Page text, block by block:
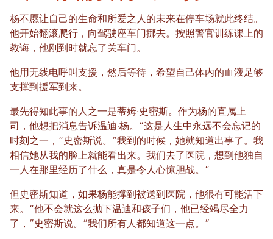
杨不愿让自己的生命和所爱之人的未来在停车场就此终结。
他开始翻滚爬行，向驾驶座车门挪去。按照警官训练课上的
教诲，他刚到时就忘了关车门。
他用无线电呼叫支援，然后等待，希望自己体内的血液足够
支撑到援军到来。
最先得知此事的人之一是蒂姆·史密斯。作为杨的直属上
司，他想把消息告诉温迪·杨。“这是人生中永远不会忘记的
时刻之一，”史密斯说。“我到的时候，她就知道出事了。我
相信她从我的脸上就能看出来。我们去了医院，想到他独自
一人在那里经历了什么，真是令人心惊胆战。”
但史密斯知道，如果杨能撑到被送到医院，他很有可能活下
来。“他不会就这么抛下温迪和孩子们，他已经竭尽全力
了，”史密斯说。“我们所有人都知道这一点。”